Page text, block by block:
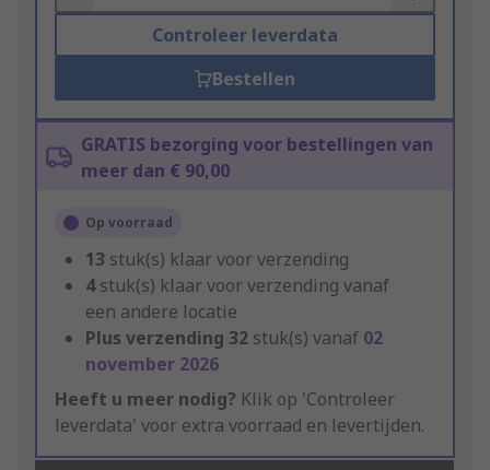
Controleer leverdata
Bestellen
GRATIS bezorging voor bestellingen van
meer dan € 90,00
Op voorraad
13 stuk(s) klaar voor verzending
4stuk(s) klaar voor verzending vanaf
een andere locatie
Plus verzending 32 stuk(s) vanaf 02
november 2026
Heeft u meer nodig? Klik op 'Controleer
leverdata' voor extra voorraad en levertijden.